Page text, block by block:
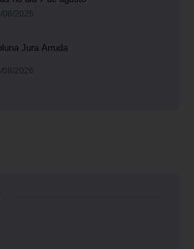
08/2026
Jura Arruda
08/2026